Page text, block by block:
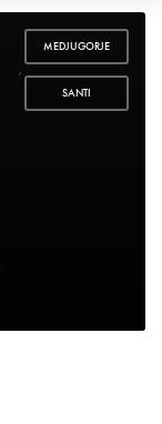
MEDJUGORJE
,
SANTI